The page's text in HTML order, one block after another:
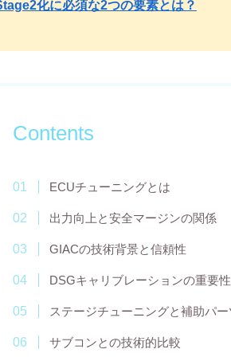
化に必須な2つの要素とは？
Contents
ECUチューニングとは
出力向上と安全マージンの関係
GIACの技術背景と信頼性
DSGキャリブレーションの重要性
ステージチューニングと補助パ
サブコンとの技術的比較